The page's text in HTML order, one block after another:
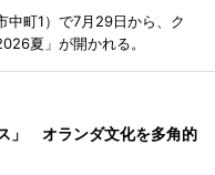
中町1）で7月29日から、ク
夏」が開かれる。
」 オランダ文化を多角的